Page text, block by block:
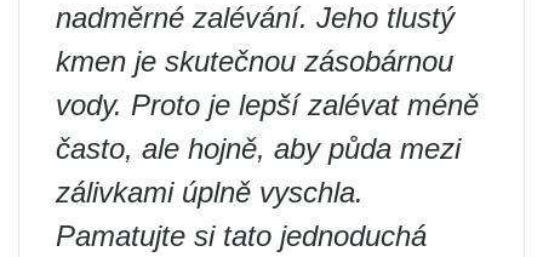
nadměrné zalévání. Jeho tlustý
kmen je skutečnou zásobárnou
vody. Proto je lepší zalévat méně
často, ale hojně, aby půda mezi
zálivkami úplně vyschla.
Pamatujte si tato jednoduchá